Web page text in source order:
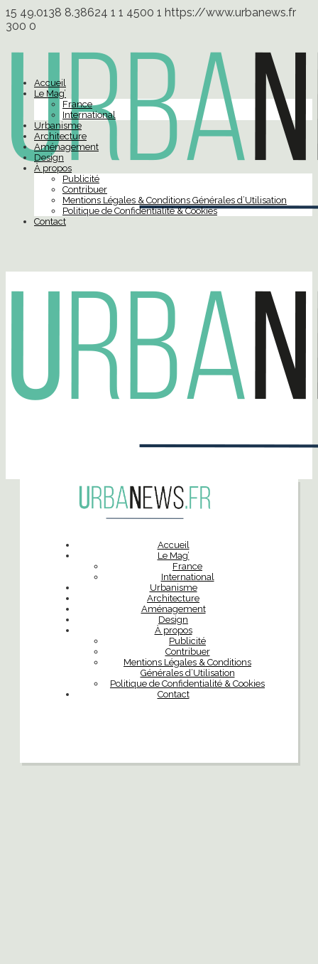
15 49.0138 8.38624 1 1 4500 1 https://www.urbanews.fr
300 0
Accueil
Le Mag’
France
International
Urbanisme
Architecture
Aménagement
Design
À propos
Publicité
Contribuer
Mentions Légales & Conditions Générales d’Utilisation
Politique de Confidentialité & Cookies
Contact
Accueil
Le Mag’
France
International
Urbanisme
Architecture
Aménagement
Design
À propos
Publicité
Contribuer
Mentions Légales & Conditions
Générales d’Utilisation
Politique de Confidentialité & Cookies
Contact